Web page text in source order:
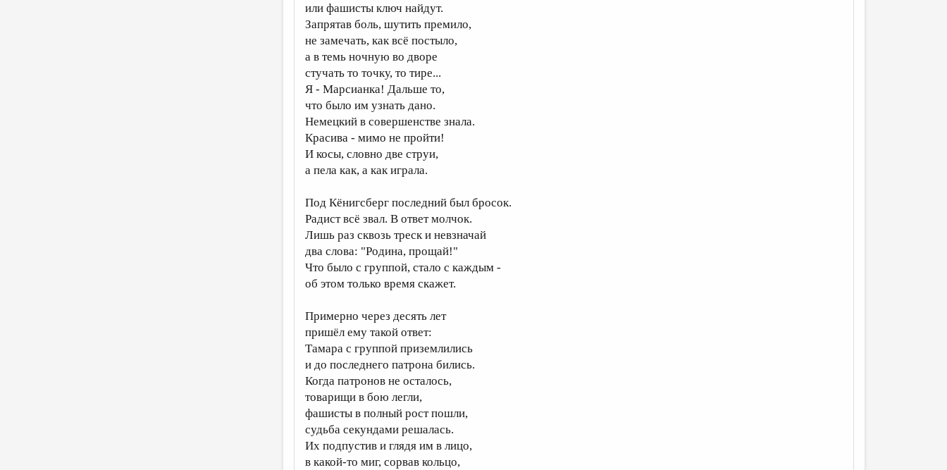
или фашисты ключ найдут.
Запрятав боль, шутить премило,
не замечать, как всё постыло,
а в темь ночную во дворе
стучать то точку, то тире...
Я - Марсианка! Дальше то,
что было им узнать дано.
Немецкий в совершенстве знала.
Красива - мимо не пройти!
И косы, словно две струи,
а пела как, а как играла.
Под Кёнигсберг последний был бросок.
Радист всё звал. В ответ молчок.
Лишь раз сквозь треск и невзначай
два слова: "Родина, прощай!"
Что было с группой, стало с каждым -
об этом только время скажет.
Примерно через десять лет
пришёл ему такой ответ:
Тамара с группой приземлились
и до последнего патрона бились.
Когда патронов не осталось,
товарищи в бою легли,
фашисты в полный рост пошли,
судьба секундами решалась.
Их подпустив и глядя им в лицо,
в какой-то миг, сорвав кольцо,